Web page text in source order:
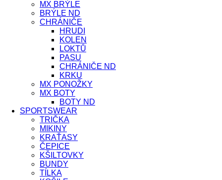
MX BRÝLE
BRÝLE ND
CHRÁNIČE
HRUDI
KOLEN
LOKTŮ
PASU
CHRÁNIČE ND
KRKU
MX PONOŽKY
MX BOTY
BOTY ND
SPORTSWEAR
TRIČKA
MIKINY
KRAŤASY
ČEPICE
KŠILTOVKY
BUNDY
TÍLKA